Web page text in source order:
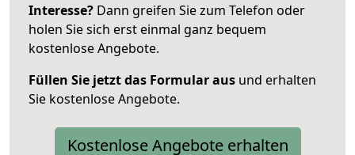
Interesse? Dann greifen Sie zum Telefon oder
holen Sie sich erst einmal ganz bequem
kostenlose Angebote.
Füllen Sie jetzt das Formular aus und erhalten
Sie kostenlose Angebote.
Kostenlose Angebote erhalten